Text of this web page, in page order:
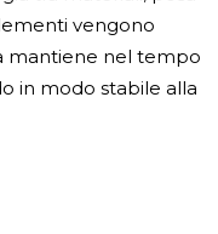
vengono
mantiene nel tempo
in modo stabile alla